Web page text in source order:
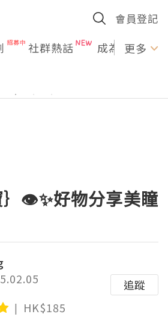
會員登記
社群熱話 成為U更多
👁️✨好物分享美瞳
HK$185
追蹤